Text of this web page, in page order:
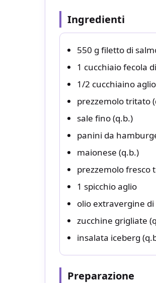
Ingredienti
550 g filetto di
1 cucchiaio fecola
1/2 cucchiaino
prezzemolo tritato
sale fino (q.b.)
panini da
maionese (q.b.)
prezzemolo fresco
1 spicchio aglio
olio extravergine di
zucchine grigliate
insalata iceberg
Preparazione